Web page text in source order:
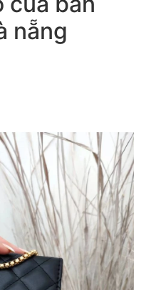
nẵng